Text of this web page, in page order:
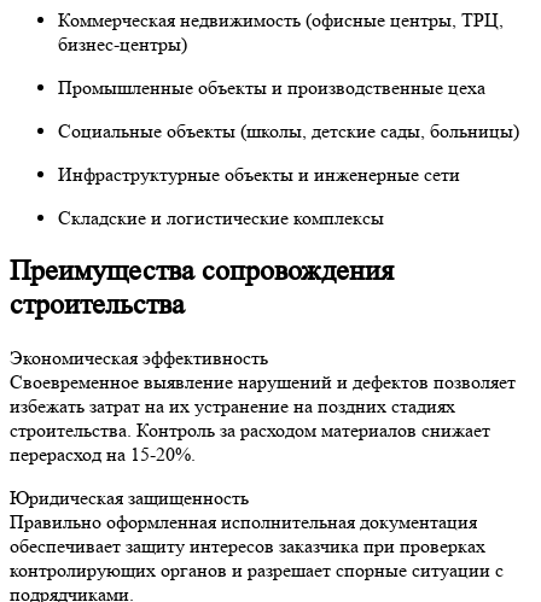
Коммерческая недвижимость (офисные центры, ТРЦ,
бизнес-центры)
Промышленные объекты и производственные цеха
Социальные объекты (школы, детские сады, больницы)
Инфраструктурные объекты и инженерные сети
Складские и логистические комплексы
Преимущества сопровождения
строительства
Экономическая эффективность
Своевременное выявление нарушений и дефектов позволяет
избежать затрат на их устранение на поздних стадиях
строительства. Контроль за расходом материалов снижает
перерасход на 15-20%.
Юридическая защищенность
Правильно оформленная исполнительная документация
обеспечивает защиту интересов заказчика при проверках
контролирующих органов и разрешает спорные ситуации с
подрядчиками.